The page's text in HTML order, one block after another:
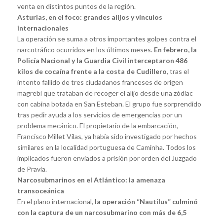
venta en distintos puntos de la región.
Asturias, en el foco: grandes alijos y vínculos
internacionales
La operación se suma a otros importantes golpes contra el
narcotráfico ocurridos en los últimos meses. En febrero, la
Policía Nacional y la Guardia Civil interceptaron 486
kilos de cocaína frente a la costa de Cudillero, tras el
intento fallido de tres ciudadanos franceses de origen
magrebí que trataban de recoger el alijo desde una zódiac
con cabina botada en San Esteban. El grupo fue sorprendido
tras pedir ayuda a los servicios de emergencias por un
problema mecánico. El propietario de la embarcación,
Francisco Millet Vilas, ya había sido investigado por hechos
similares en la localidad portuguesa de Caminha. Todos los
implicados fueron enviados a prisión por orden del Juzgado
de Pravia.
Narcosubmarinos en el Atlántico: la amenaza
transoceánica
En el plano internacional, la operación “Nautilus” culminó
con la captura de un narcosubmarino con más de 6,5